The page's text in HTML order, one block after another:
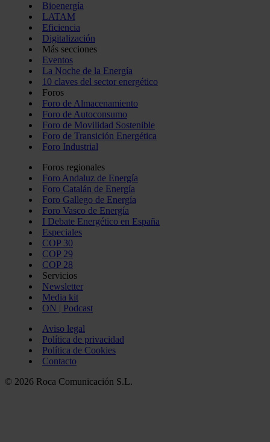
Bioenergía
LATAM
Eficiencia
Digitalización
Más secciones
Eventos
La Noche de la Energía
10 claves del sector energético
Foros
Foro de Almacenamiento
Foro de Autoconsumo
Foro de Movilidad Sostenible
Foro de Transición Energética
Foro Industrial
Foros regionales
Foro Andaluz de Energía
Foro Catalán de Energía
Foro Gallego de Energía
Foro Vasco de Energía
I Debate Energético en España
Especiales
COP 30
COP 29
COP 28
Servicios
Newsletter
Media kit
ON | Podcast
Aviso legal
Política de privacidad
Política de Cookies
Contacto
© 2026 Roca Comunicación S.L.